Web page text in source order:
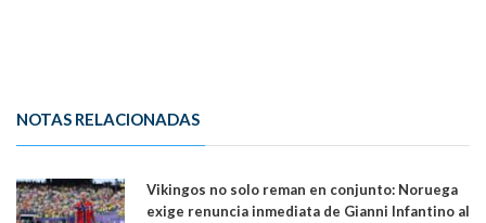
NOTAS RELACIONADAS
Vikingos no solo reman en conjunto: Noruega
exige renuncia inmediata de Gianni Infantino al